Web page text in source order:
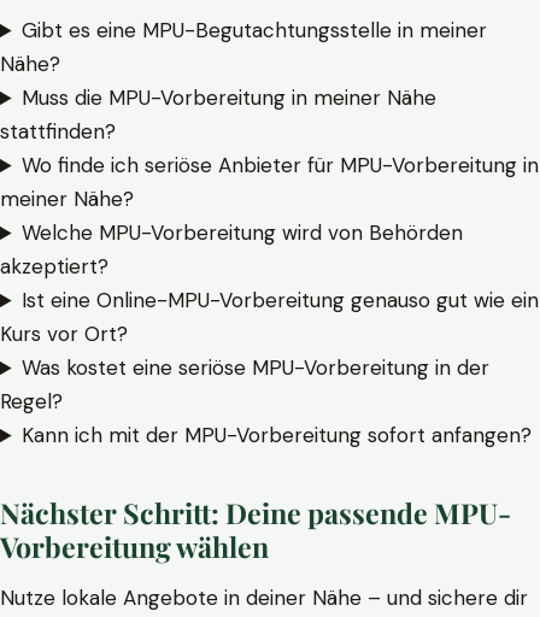
Gibt es eine MPU-Begutachtungsstelle in meiner
Nähe?
Muss die MPU-Vorbereitung in meiner Nähe
stattfinden?
Wo finde ich seriöse Anbieter für MPU-Vorbereitung in
meiner Nähe?
Welche MPU-Vorbereitung wird von Behörden
akzeptiert?
Ist eine Online-MPU-Vorbereitung genauso gut wie ein
Kurs vor Ort?
Was kostet eine seriöse MPU-Vorbereitung in der
Regel?
Kann ich mit der MPU-Vorbereitung sofort anfangen?
Nächster Schritt: Deine passende MPU-
Vorbereitung wählen
Nutze lokale Angebote in deiner Nähe – und sichere dir